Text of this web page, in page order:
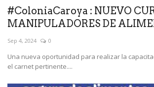
#ColoniaCaroya : NUEVO
MANIPULADORES DE
Sep 4, 2024 0
Una nueva oportunidad para realizar la
el carnet pertinente....